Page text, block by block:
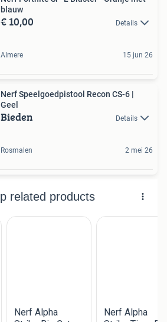
blauw
€ 10,00 Details
Almere 15 jun 26
Nerf Speelgoedpistool Recon CS-6 |
Geel
Bieden Details
Rosmalen 2 mei 26